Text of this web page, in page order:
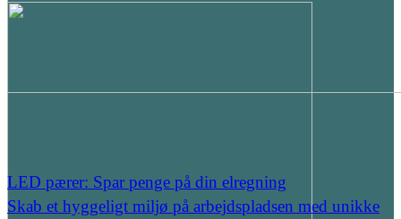
LED pærer: Spar penge på din elregning
Skab et hyggeligt miljø på arbejdspladsen med unikke